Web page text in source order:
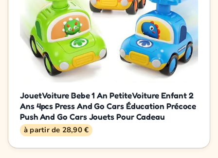
Jouet Voiture Bebe 1 An Petite Voiture Enfant 2
Ans 4pcs Press And Go Cars Éducation Précoce
Push And Go Cars Jouets Pour Cadeau
à partir de 28,90 €